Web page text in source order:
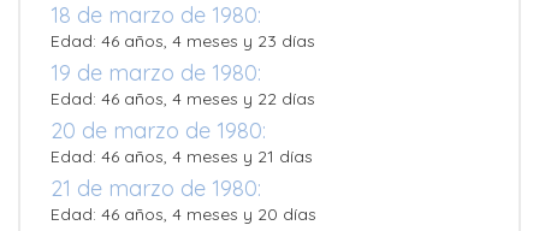
18 de marzo de 1980:
Edad: 46 años, 4 meses y 23 días
19 de marzo de 1980:
Edad: 46 años, 4 meses y 22 días
20 de marzo de 1980:
Edad: 46 años, 4 meses y 21 días
21 de marzo de 1980:
Edad: 46 años, 4 meses y 20 días